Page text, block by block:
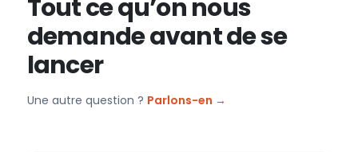
Tout ce qu’on nous
demande avant de se
lancer
Une autre question ? Parlons-en →